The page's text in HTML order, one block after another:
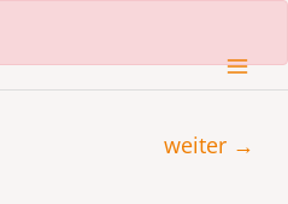
weiter →